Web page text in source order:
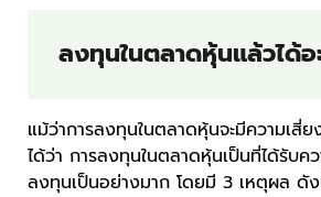
ลงทุนในตลาดหุ้นแล้วได้อ
แม้ว่าการลงทุนในตลาดหุ้นจะมีความเสี่
ได้ว่า การลงทุนในตลาดหุ้นเป็นที่ได้รับค
ลงทุนเป็นอย่างมาก โดยมี 3 เหตุผล ดั